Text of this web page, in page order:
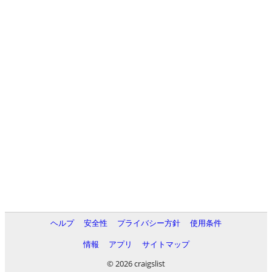
ヘルプ 安全性 プライバシー方針
使用条件
情報
アプリ
サイトマップ
© 2026 craigslist